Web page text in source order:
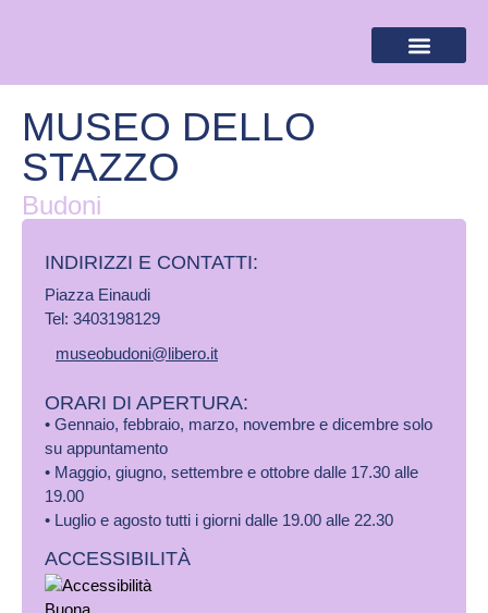
MUSEO DELLO
STAZZO
Budoni
INDIRIZZI E CONTATTI:​
Piazza Einaudi
Tel: 3403198129
museobudoni@libero.it
ORARI DI APERTURA:
• Gennaio, febbraio, marzo, novembre e dicembre solo
su appuntamento
• Maggio, giugno, settembre e ottobre dalle 17.30 alle
19.00
• Luglio e agosto tutti i giorni dalle 19.00 alle 22.30
ACCESSIBILITÀ